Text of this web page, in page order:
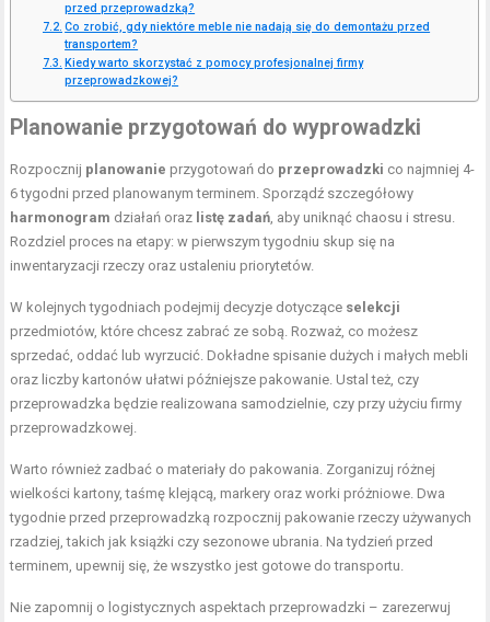
przed przeprowadzką?
Co zrobić, gdy niektóre meble nie nadają się do demontażu przed
transportem?
Kiedy warto skorzystać z pomocy profesjonalnej firmy
przeprowadzkowej?
Planowanie przygotowań do wyprowadzki
Rozpocznij planowanie przygotowań do przeprowadzki co najmniej 4-
6 tygodni przed planowanym terminem. Sporządź szczegółowy
harmonogram działań oraz listę zadań, aby uniknąć chaosu i stresu.
Rozdziel proces na etapy: w pierwszym tygodniu skup się na
inwentaryzacji rzeczy oraz ustaleniu priorytetów.
W kolejnych tygodniach podejmij decyzje dotyczące selekcji
przedmiotów, które chcesz zabrać ze sobą. Rozważ, co możesz
sprzedać, oddać lub wyrzucić. Dokładne spisanie dużych i małych mebli
oraz liczby kartonów ułatwi późniejsze pakowanie. Ustal też, czy
przeprowadzka będzie realizowana samodzielnie, czy przy użyciu firmy
przeprowadzkowej.
Warto również zadbać o materiały do pakowania. Zorganizuj różnej
wielkości kartony, taśmę klejącą, markery oraz worki próżniowe. Dwa
tygodnie przed przeprowadzką rozpocznij pakowanie rzeczy używanych
rzadziej, takich jak książki czy sezonowe ubrania. Na tydzień przed
terminem, upewnij się, że wszystko jest gotowe do transportu.
Nie zapomnij o logistycznych aspektach przeprowadzki – zarezerwuj